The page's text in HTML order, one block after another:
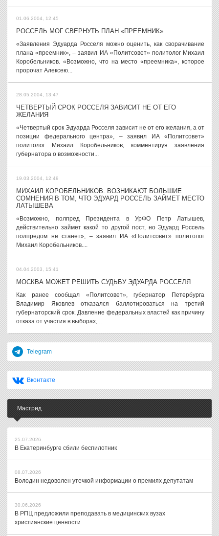
01.06.2004, 12:45
РОССЕЛЬ МОГ СВЕРНУТЬ ПЛАН «ПРЕЕМНИК»
«Заявления Эдуарда Росселя можно оценить, как сворачивание
плана «преемник», – заявил ИА «Политсовет» политолог Михаил
Коробельников. «Возможно, что на место «преемника», которое
пророчат Алексею...
28.05.2004, 13:47
ЧЕТВЕРТЫЙ СРОК РОССЕЛЯ ЗАВИСИТ НЕ ОТ ЕГО
ЖЕЛАНИЯ
«Четвертый срок Эдуарда Росселя зависит не от его желания, а от
позиции федерального центра», – заявил ИА «Политсовет»
политолог Михаил Коробельников, комментируя заявления
губернатора о возможности...
19.03.2004, 12:49
МИХАИЛ КОРОБЕЛЬНИКОВ: ВОЗНИКАЮТ БОЛЬШИЕ
СОМНЕНИЯ В ТОМ, ЧТО ЭДУАРД РОССЕЛЬ ЗАЙМЕТ МЕСТО
ЛАТЫШЕВА
«Возможно, полпред Президента в УрФО Петр Латышев,
действительно займет какой то другой пост, но Эдуард Россель
полпредом не станет», – заявил ИА «Политсовет» политолог
Михаил Коробельников....
04.04.2003, 15:41
МОСКВА МОЖЕТ РЕШИТЬ СУДЬБУ ЭДУАРДА РОССЕЛЯ
Как ранее сообщал «Политсовет», губернатор Петербурга
Владимир Яковлев отказался баллотироваться на третий
губернаторский срок. Давление федеральных властей как причину
отказа от участия в выборах,...
Telegram
Вконтакте
Мастрид
25.07.2026
В Екатеринбурге сбили беспилотник
08.07.2026
Володин недоволен утечкой информации о премиях депутатам
30.06.2026
В РПЦ предложили преподавать в медицинских вузах
христианские ценности